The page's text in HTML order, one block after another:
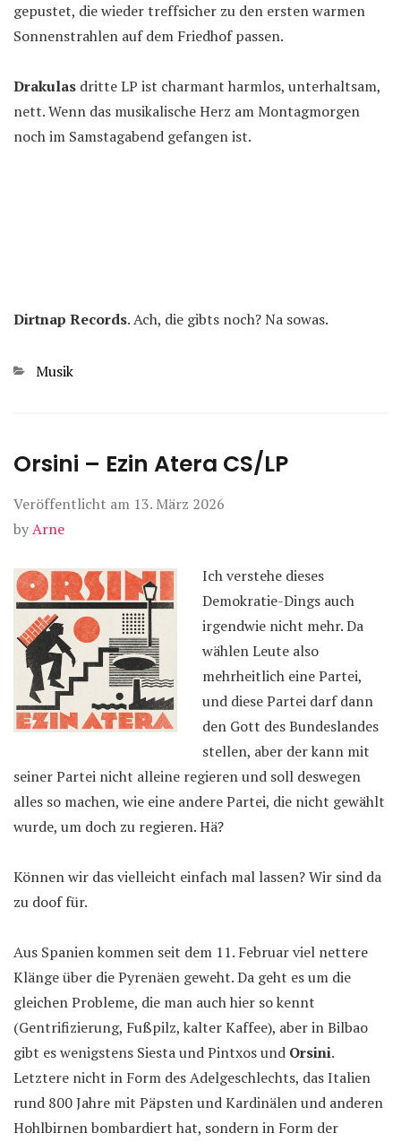
gepustet, die wieder treffsicher zu den ersten warmen
Sonnenstrahlen auf dem Friedhof passen.
Drakulas dritte LP ist charmant harmlos, unterhaltsam,
nett. Wenn das musikalische Herz am Montagmorgen
noch im Samstagabend gefangen ist.
Dirtnap Records. Ach, die gibts noch? Na sowas.
Kategorien
Musik
Orsini – Ezin Atera CS/LP
Veröffentlicht am 13. März 2026
byArne
Ich verstehe dieses
Demokratie-Dings auch
irgendwie nicht mehr. Da
wählen Leute also
mehrheitlich eine Partei,
und diese Partei darf dann
den Gott des Bundeslandes
stellen, aber der kann mit
seiner Partei nicht alleine regieren und soll deswegen
alles so machen, wie eine andere Partei, die nicht gewählt
wurde, um doch zu regieren. Hä?
Können wir das vielleicht einfach mal lassen? Wir sind da
zu doof für.
Aus Spanien kommen seit dem 11. Februar viel nettere
Klänge über die Pyrenäen geweht. Da geht es um die
gleichen Probleme, die man auch hier so kennt
(Gentrifizierung, Fußpilz, kalter Kaffee), aber in Bilbao
gibt es wenigstens Siesta und Pintxos und Orsini.
Letztere nicht in Form des Adelgeschlechts, das Italien
rund 800 Jahre mit Päpsten und Kardinälen und anderen
Hohlbirnen bombardiert hat, sondern in Form der